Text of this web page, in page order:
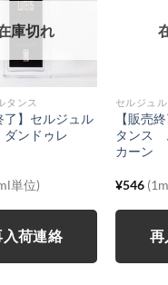
庫切れ
タンス
了】セルジュル
ンドゥレ
単位)
入荷連絡
セルジュ
【販売
タンス
カーン
¥546
再